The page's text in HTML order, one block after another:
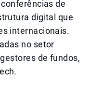
de
digital que
internacionais.
no setor
de fundos,